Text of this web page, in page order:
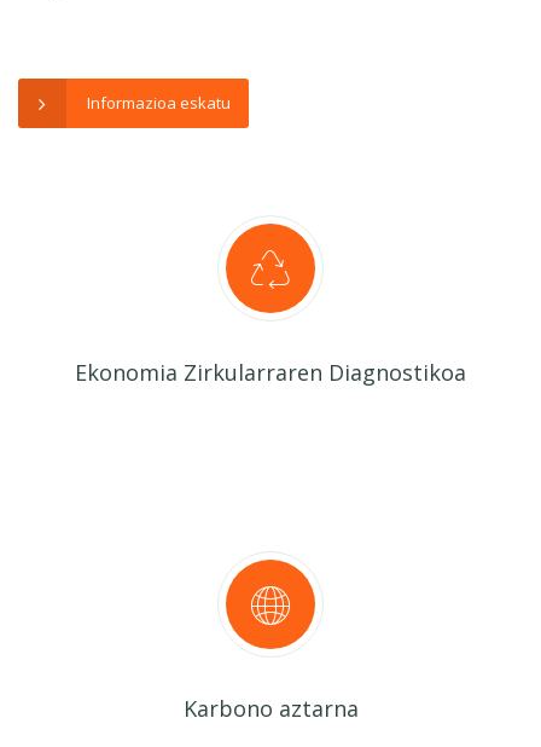
Informazioa eskatu
Ekonomia Zirkularraren Diagnostikoa
Karbono aztarna